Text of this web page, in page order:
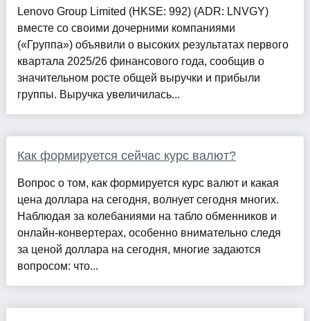
Lenovo Group Limited (HKSE: 992) (ADR: LNVGY)
вместе со своими дочерними компаниями
(«Группа») объявили о высоких результатах первого
квартала 2025/26 финансового года, сообщив о
значительном росте общей выручки и прибыли
группы. Выручка увеличилась...
Как формируется сейчас курс валют?
Вопрос о том, как формируется курс валют и какая
цена доллара на сегодня, волнует сегодня многих.
Наблюдая за колебаниями на табло обменников и
онлайн-конвертерах, особенно внимательно следя
за ценой доллара на сегодня, многие задаются
вопросом: что...